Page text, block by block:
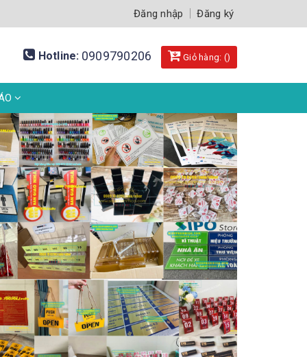
Đăng nhập Đăng ký
Hotline: 0909790206 Giỏ hàng: ()